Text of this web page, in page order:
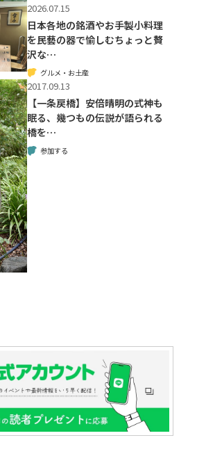
2026.07.15
日本各地の銘酒やお手製小料理
を民藝の器で愉しむちょっと贅
沢な…
グルメ・お土産
2017.09.13
【一条戻橋】安倍晴明の式神も
眠る、幾つもの伝説が語られる
橋を…
参加する